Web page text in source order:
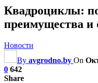
Квадроциклы:
преимущества и
Новости
By avgrodno.by On
0 642
Share